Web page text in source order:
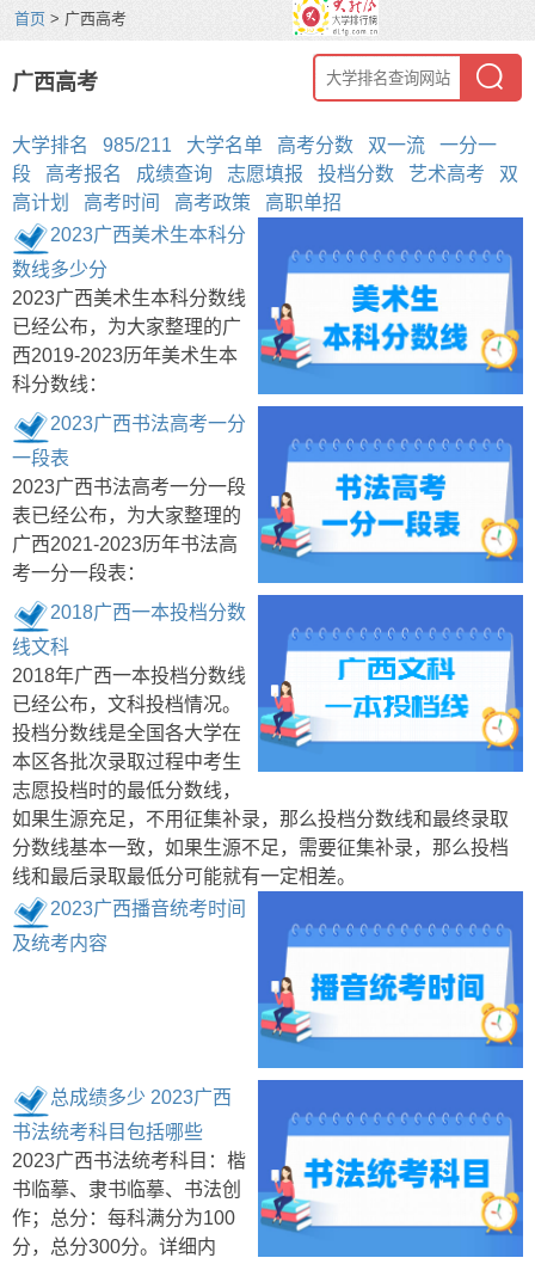
首页 > 广西高考
广西高考
大学排名 985/211 大学名单 高考分数 双一流
一分一
段
高考报名 成绩查询 志愿填报 投档分数 艺术高考
双
高计划
高考时间 高考政策
高职单招
2023广西美术生本科分
数线多少分
2023广西美术生本科分数线
已经公布，为大家整理的广
西2019-2023历年美术生本
科分数线：
2023广西书法高考一分
一段表
2023广西书法高考一分一段
表已经公布，为大家整理的
广西2021-2023历年书法高
考一分一段表：
2018广西一本投档分数
线文科
2018年广西一本投档分数线
已经公布，文科投档情况。
投档分数线是全国各大学在
本区各批次录取过程中考生
志愿投档时的最低分数线，
如果生源充足，不用征集补录，那么投档分数线和最终录取
分数线基本一致，如果生源不足，需要征集补录，那么投档
线和最后录取最低分可能就有一定相差。
2023广西播音统考时间
及统考内容
总成绩多少 2023广西
书法统考科目包括哪些
2023广西书法统考科目：楷
书临摹、隶书临摹、书法创
作；总分：每科满分为100
分，总分300分。详细内